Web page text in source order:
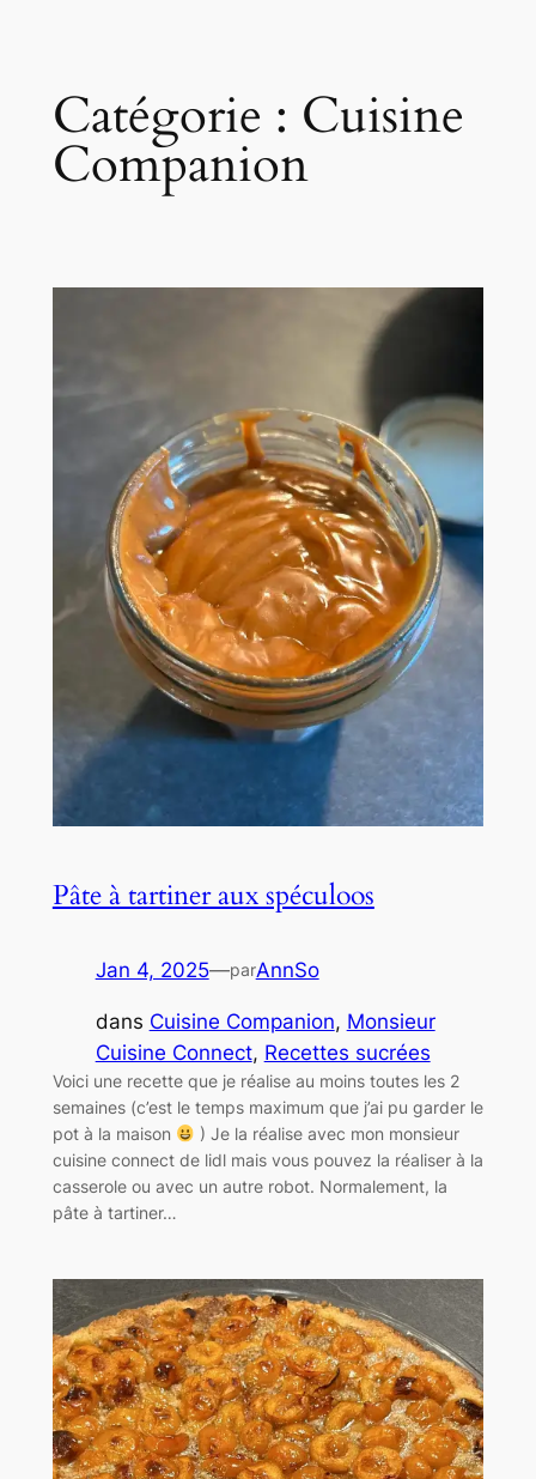
Catégorie : Cuisine
Companion
Pâte à tartiner aux spéculoos
Jan 4, 2025—parAnnSo
dans Cuisine Companion, Monsieur
Cuisine Connect, Recettes sucrées
Voici une recette que je réalise au moins toutes les 2
semaines (c’est le temps maximum que j’ai pu garder le
pot à la maison
) Je la réalise avec mon monsieur
cuisine connect de lidl mais vous pouvez la réaliser à la
casserole ou avec un autre robot. Normalement, la
pâte à tartiner…